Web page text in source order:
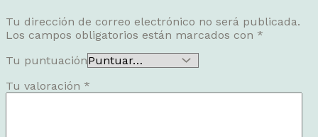
Tu dirección de correo electrónico no será publicada.
Los campos obligatorios están marcados con *
Tu puntuación
Tu valoración *